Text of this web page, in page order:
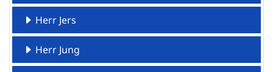
Herr Jers
Herr Jung